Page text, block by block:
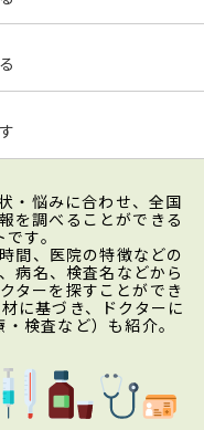
・悩みに合わせ、全国
を調べることができる
す。
間、医院の特徴などの
病名、検査名などから
ターを探すことができ
に基づき、ドクターに
検査など）も紹介。